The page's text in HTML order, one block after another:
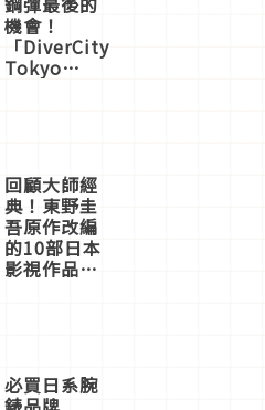
機會！
「DiverCity
Tokyo
體驗
回顧大師經
典！東野圭
吾原作改編
的10部日本
影視作品推
必買日系腕